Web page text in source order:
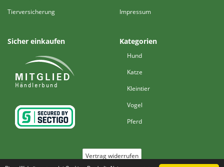
Tierversicherung
Impressum
Sicher einkaufen Kategorien
Hund
Katze
Kleintier
Vogel
Pferd
Vertrag widerrufen